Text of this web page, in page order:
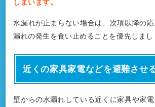
しまいます。
水漏れが止まらない場合は、次項以降の
漏れの発生を食い止めることを優先しまし
近くの家具家電などを避難させ
壁からの水漏れしている近くに家具や家